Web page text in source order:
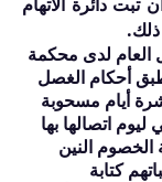
العام لدى محكمة
طبق أحكام الغصل
أيام مسحوبة
اتصالها بها
الخصوم النين
كتابة